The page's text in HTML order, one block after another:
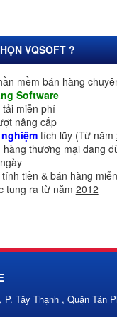
VQSOFT ?
mềm bán hàng
Software
miễn phí
nâng cấp
tích lũy (Từ năm
thương mại đang
tiền & bán hàng
tung ra từ năm 2012
P. Tây Thạnh , Quận Tân